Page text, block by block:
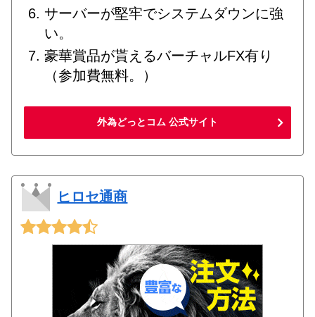
サーバーが堅牢でシステムダウンに強
い。
豪華賞品が貰えるバーチャルFX有り
（参加費無料。）
外為どっとコム 公式サイト
ヒロセ通商